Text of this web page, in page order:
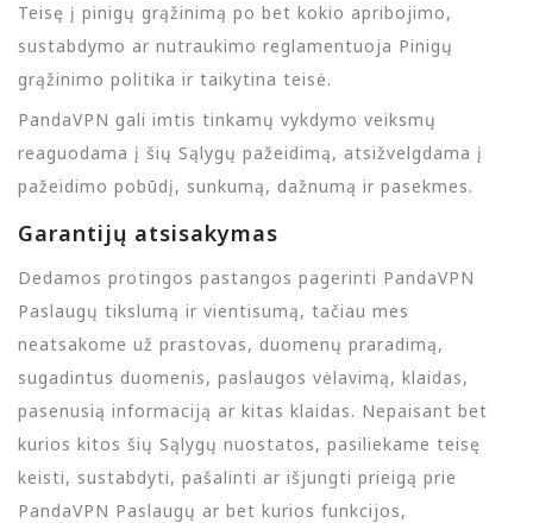
Teisę į pinigų grąžinimą po bet kokio apribojimo,
sustabdymo ar nutraukimo reglamentuoja Pinigų
grąžinimo politika ir taikytina teisė.
PandaVPN gali imtis tinkamų vykdymo veiksmų
reaguodama į šių Sąlygų pažeidimą, atsižvelgdama į
pažeidimo pobūdį, sunkumą, dažnumą ir pasekmes.
Garantijų atsisakymas
Dedamos protingos pastangos pagerinti PandaVPN
Paslaugų tikslumą ir vientisumą, tačiau mes
neatsakome už prastovas, duomenų praradimą,
sugadintus duomenis, paslaugos vėlavimą, klaidas,
pasenusią informaciją ar kitas klaidas. Nepaisant bet
kurios kitos šių Sąlygų nuostatos, pasiliekame teisę
keisti, sustabdyti, pašalinti ar išjungti prieigą prie
PandaVPN Paslaugų ar bet kurios funkcijos,